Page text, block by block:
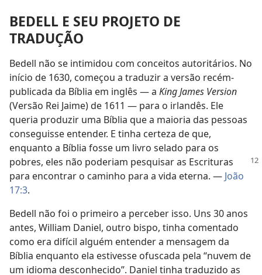
BEDELL E SEU PROJETO DE
TRADUÇÃO
Bedell não se intimidou com conceitos autoritários. No
início de 1630, começou a traduzir a versão recém-
publicada da Bíblia em inglês — a King James Version
(Versão Rei Jaime) de 1611 — para o irlandês. Ele
queria produzir uma Bíblia que a maioria das pessoas
conseguisse entender. E tinha certeza de que,
enquanto a Bíblia fosse um livro selado para os
pobres, eles não poderiam pesquisar as Escrituras
para encontrar o caminho para a vida eterna. — João
17:3.
Bedell não foi o primeiro a perceber isso. Uns 30 anos
antes, William Daniel, outro bispo, tinha comentado
como era difícil alguém entender a mensagem da
Bíblia enquanto ela estivesse ofuscada pela “nuvem de
um idioma desconhecido”. Daniel tinha traduzido as